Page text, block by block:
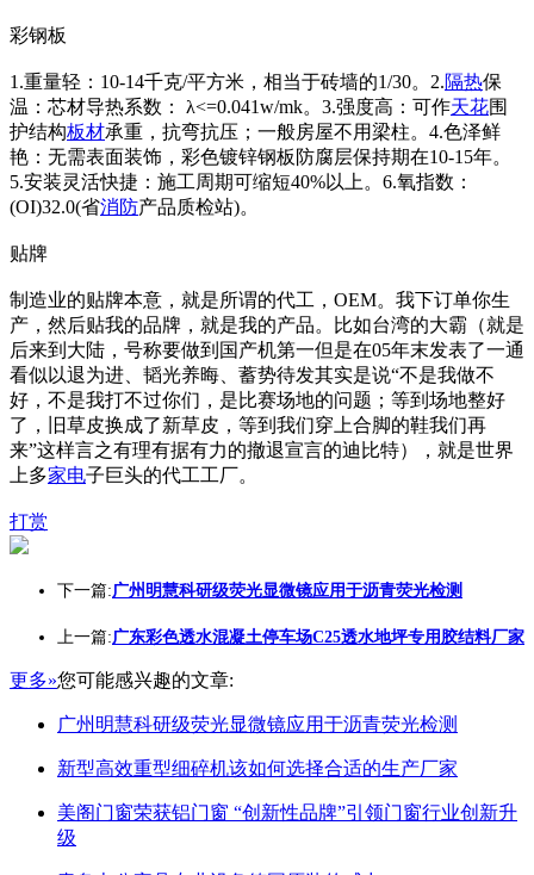
彩钢板
1.重量轻：10-14千克/平方米，相当于砖墙的1/30。2.隔热保
温：芯材导热系数： λ<=0.041w/mk。3.强度高：可作天花围
护结构板材承重，抗弯抗压；一般房屋不用梁柱。4.色泽鲜
艳：无需表面装饰，彩色镀锌钢板防腐层保持期在10-15年。
5.安装灵活快捷：施工周期可缩短40%以上。6.氧指数：
(OI)32.0(省消防产品质检站)。
贴牌
制造业的贴牌本意，就是所谓的代工，OEM。我下订单你生
产，然后贴我的品牌，就是我的产品。比如台湾的大霸（就是
后来到大陆，号称要做到国产机第一但是在05年末发表了一通
看似以退为进、韬光养晦、蓄势待发其实是说“不是我做不
好，不是我打不过你们，是比赛场地的问题；等到场地整好
了，旧草皮换成了新草皮，等到我们穿上合脚的鞋我们再
来”这样言之有理有据有力的撤退宣言的迪比特），就是世界
上多家电子巨头的代工工厂。
打赏
下一篇:广州明慧科研级荧光显微镜应用于沥青荧光检测
上一篇:广东彩色透水混凝土停车场C25透水地坪专用胶结料厂家
更多»您可能感兴趣的文章:
广州明慧科研级荧光显微镜应用于沥青荧光检测
新型高效重型细碎机该如何选择合适的生产厂家
美阁门窗荣获铝门窗 “创新性品牌”引领门窗行业创新升
级